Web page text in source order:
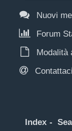
Nuovi
Forum
Modalità
Contattaci
Index